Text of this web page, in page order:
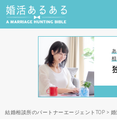
婚活と結婚
恋愛の悩み
結婚相談所のパートナーエージェントTOP > 婚